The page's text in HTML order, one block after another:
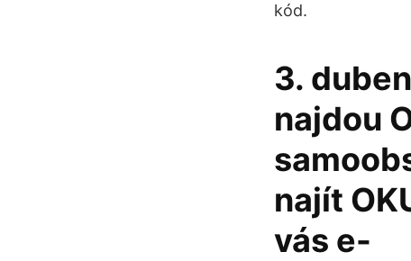
kód.
3.
najdou
najít
vás e-